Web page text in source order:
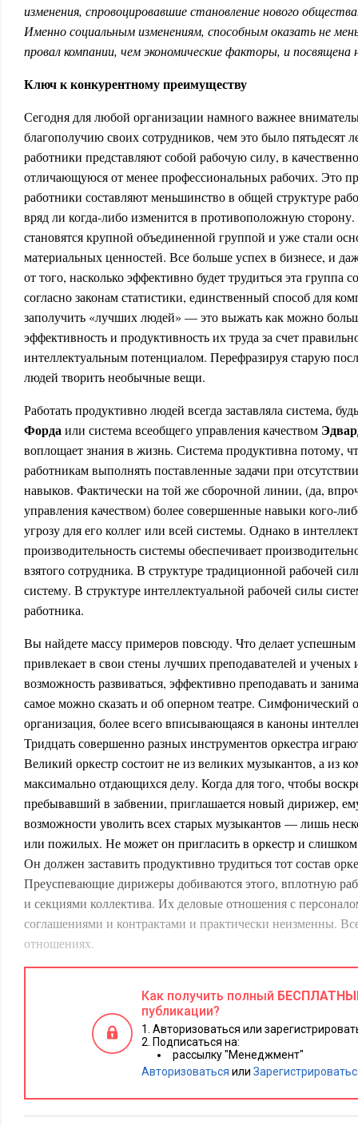
изменения, спровоцировавшие становление нового
Именно социальным изменениям, способным оказать не
провал компании, чем экономические факторы, и посвящена
Ключ к конкурентному преимуществу
Сегодня для любой организации намного важнее
благополучию своих сотрудников, чем это было пятьдесят
работники представляют собой рабочую силу, в
отличающуюся от менее профессиональных рабочих. Это
работники составляют меньшинство в общей структуре
вряд ли когда-либо изменится в противоположную
становятся крупной объединенной группой и уже стали
материальных ценностей. Все больше успех в бизнесе, и
от того, насколько эффективно будет трудиться эта группа
согласно законам статистики, единственный способ для
заполучить «лучших людей» — это выжать как можно
эффективность и продуктивность их труда за счет
интеллектуальным потенциалом. Перефразируя старую
людей творить необычные вещи.
Работать продуктивно людей всегда заставляла система,
Фордаили система всеобщего управления качеством
воплощает знания в жизнь. Система продуктивна потому,
работникам выполнять поставленные задачи при
навыков. Фактически на той же сборочной линии, (да,
управления качеством) более совершенные навыки кого-
угрозу для его коллег или всей системы. Однако в
производительность системы обеспечивает
взятого сотрудника. В структуре традиционной рабочей
систему. В структуре интеллектуальной рабочей силы
работника.
Вы найдете массу примеров повсюду. Что делает успешным
привлекает в свои стены лучших преподавателей и ученых
возможность развиваться, эффективно преподавать и
самое можно сказать и об оперном театре. Симфонический
организация, более всего вписывающаяся в каноны
Тридцать совершенно разных инструментов оркестра
Великий оркестр состоит не из великих музыкантов, а из
максимально отдающихся делу. Когда для того, чтобы
пребывавший в забвении, приглашается новый дирижер,
возможности уволить всех старых музыкантов — лишь
или пожилых. Не может он пригласить в оркестр и
Он должен заставить продуктивно трудиться тот состав
Преуспевающие дирижеры добиваются этого, вплотную
и секциями коллектива. Их деловые отношения с
соглашениями и контрактами и практически неизменны.
отношениях.
интеллектуального работника. Ведь решающей
рабочей силы является то, что интеллектуальный
капитал. А в том, как работает капитал, главное не его
инвестируется капитал, — иначе Советский Союз легко
экономического процветания. Важна производительность
Советского Союза привело к краху именно то, что
инвестиций была чрезвычайно низкой — она составляла
Как получить полный
публикации?
Авторизоваться или
Подписаться на:
рассылку "Менеджмент"
Авторизоваться или